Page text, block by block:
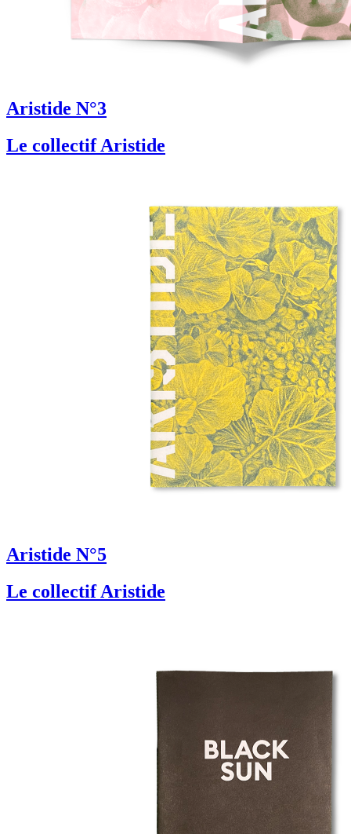
Aristide N°3
Le collectif Aristide
Aristide N°5
Le collectif Aristide